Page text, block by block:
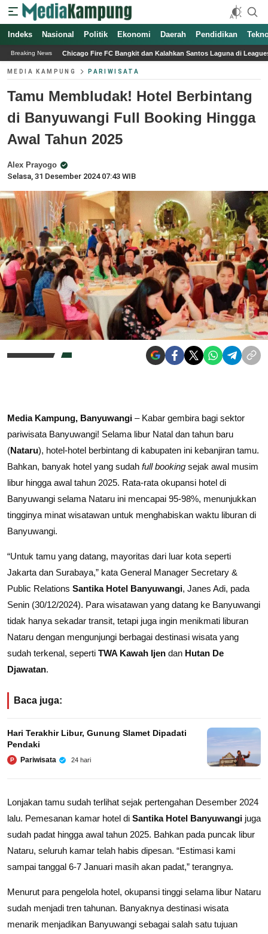
Indeks Nasional Politik Ekonomi Daerah Pendidikan
Breaking News
FC Bangkit dan Kalahkan Santos Laguna di Leagues Cup 2026 dengan Gol Telat
MEDIA KAMPUNG PARIWISATA
Tamu Membludak! Hotel Berbintang
di Banyuwangi Full Booking Hingga
Awal Tahun 2025
Alex Prayogo
Selasa, 31 Desember 2024 07:43 WIB
Media Kampung, Banyuwangi – Kabar gembira bagi sektor
pariwisata Banyuwangi! Selama libur Natal dan tahun baru
(Nataru), hotel-hotel berbintang di kabupaten ini kebanjiran tamu.
Bahkan, banyak hotel yang sudah full booking sejak awal musim
libur hingga awal tahun 2025. Rata-rata okupansi hotel di
Banyuwangi selama Nataru ini mencapai 95-98%, menunjukkan
tingginya minat wisatawan untuk menghabiskan waktu liburan di
Banyuwangi.
“Untuk tamu yang datang, mayoritas dari luar kota seperti
Jakarta dan Surabaya,” kata General Manager Secretary &
Public Relations Santika Hotel Banyuwangi, Janes Adi, pada
Senin (30/12/2024). Para wisatawan yang datang ke Banyuwangi
tidak hanya sekadar transit, tetapi juga ingin menikmati liburan
Nataru dengan mengunjungi berbagai destinasi wisata yang
sudah terkenal, seperti TWA Kawah Ijen dan Hutan De
Djawatan.
Baca juga:
Hari Terakhir Libur, Gunung Slamet Dipadati
Pendaki
P Pariwisata 24 hari
Lonjakan tamu sudah terlihat sejak pertengahan Desember 2024
lalu. Pemesanan kamar hotel di Santika Hotel Banyuwangi juga
sudah padat hingga awal tahun 2025. Bahkan pada puncak libur
Nataru, seluruh kamar telah habis dipesan. “Estimasi kami
sampai tanggal 6-7 Januari masih akan padat,” terangnya.
Menurut para pengelola hotel, okupansi tinggi selama libur Nataru
sudah menjadi tren tahunan. Banyaknya destinasi wisata
menarik menjadikan Banyuwangi sebagai salah satu tujuan